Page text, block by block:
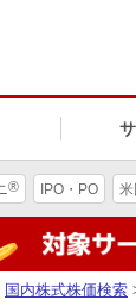
® IPO・PO
国内株式株価検索